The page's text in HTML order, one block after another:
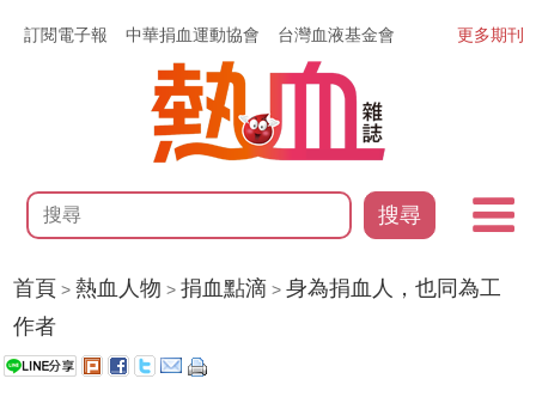
訂閱電子報 中華捐血運動協會 台灣血液基金會
搜尋
更多期刊
首頁 >熱血人物 >捐血點滴 >身為捐血人，也同為工
作者